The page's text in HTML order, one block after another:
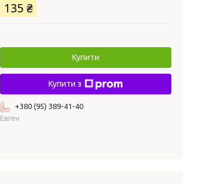
135 ₴
Купити
Купити з
+380 (95) 389-41-40
Евген